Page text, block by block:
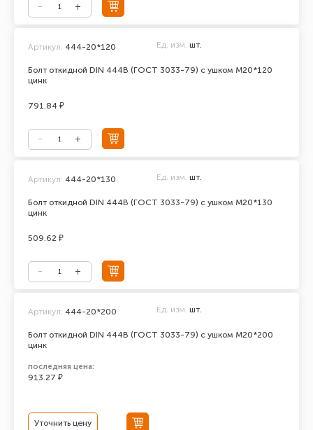
Болт откидной DIN 444В (ГОСТ 3033-79) с ушком М20*120
цинк
Артикул: 444-20*120 Ед. изм. шт.
791.84 ₽
Болт откидной DIN 444В (ГОСТ 3033-79) с ушком М20*130
цинк
Артикул: 444-20*130 Ед. изм. шт.
509.62 ₽
Болт откидной DIN 444В (ГОСТ 3033-79) с ушком М20*200
цинк
Артикул: 444-20*200 Ед. изм. шт.
последняя цена:
913.27 ₽
Уточнить цену